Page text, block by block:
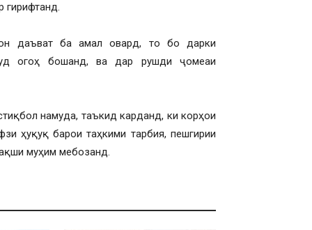
гирифтанд.
даъват ба амал овард, то бо дарки
огоҳ бошанд, ва дар рушди ҷомеаи
намуда, таъкид карданд, ки корҳои
ҳуқуқ барои таҳкими тарбия, пешгирии
муҳим мебозанд.